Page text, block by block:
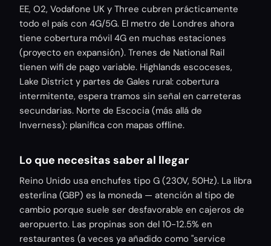
EE, O2, Vodafone UK y Three cubren prácticamente
todo el país con 4G/5G. El metro de Londres ahora
tiene cobertura móvil 4G en muchas estaciones
(proyecto en expansión). Trenes de National Rail
tienen wifi de pago variable. Highlands escoceses,
Lake District y partes de Gales rural: cobertura
intermitente, espera tramos sin señal en carreteras
secundarias. Norte de Escocia (más allá de
Inverness): planifica con mapas offline.
Lo que necesitas saber al llegar
Reino Unido usa enchufes tipo G (230V, 50Hz). La libra
esterlina (GBP) es la moneda — atención al tipo de
cambio porque suele ser desfavorable en cajeros de
aeropuerto. Las propinas son del 10-12.5% en
restaurantes (a veces ya añadido como "service